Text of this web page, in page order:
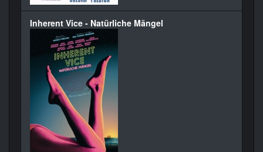
Inherent Vice - Natürliche Mängel